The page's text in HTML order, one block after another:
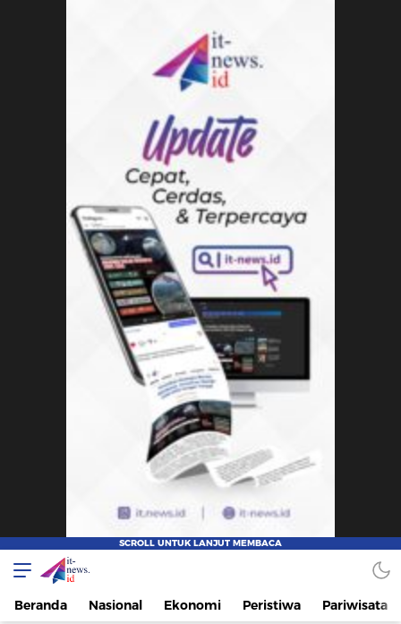
IT-NEWS
Update Cepat, Cerdas, dan Terpercaya
Beranda Nasional Ekonomi Peristiwa Pariwisata